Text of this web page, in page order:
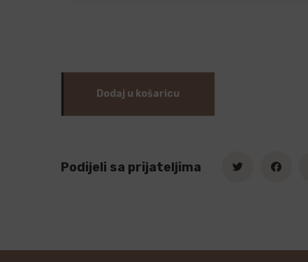
Dodaj u košaricu
Podijeli sa prijateljima